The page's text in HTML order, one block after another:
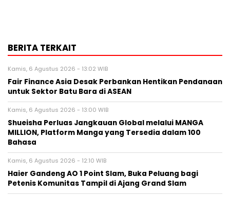
BERITA TERKAIT
Kamis, 6 Agustus 2026 - 13:02 WIB
Fair Finance Asia Desak Perbankan Hentikan Pendanaan
untuk Sektor Batu Bara di ASEAN
Kamis, 6 Agustus 2026 - 13:00 WIB
Shueisha Perluas Jangkauan Global melalui MANGA
MILLION, Platform Manga yang Tersedia dalam 100
Bahasa
Kamis, 6 Agustus 2026 - 12:10 WIB
Haier Gandeng AO 1 Point Slam, Buka Peluang bagi
Petenis Komunitas Tampil di Ajang Grand Slam